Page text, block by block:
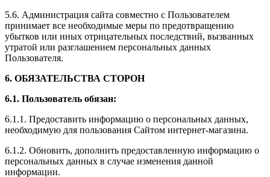
5.6. Администрация сайта совместно с Пользователем
принимает все необходимые меры по предотвращению
убытков или иных отрицательных последствий, вызванных
утратой или разглашением персональных данных
Пользователя.
6. ОБЯЗАТЕЛЬСТВА СТОРОН
6.1. Пользователь обязан:
6.1.1. Предоставить информацию о персональных данных,
необходимую для пользования Сайтом интернет-магазина.
6.1.2. Обновить, дополнить предоставленную информацию о
персональных данных в случае изменения данной
информации.